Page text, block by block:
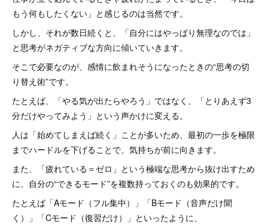
もう何もしたくない」と感じるのは当然です。
しかし、それが数日続くと、「自分にはやっぱり無理なのでは」
と思考がネガティブな方向に傾いていきます。
そこで必要なのが、感情に飲まれそうになったときの“思考の切
り替え術”です。
たとえば、「やる気が出たらやろう」ではなく、「とりあえず3
分だけやってみよう」という声かけに変える。
人は「始めてしまえば続く」ことが多いため、最初の一歩を極限
までハードルを下げることで、気持ちが前に向きます。
また、「疲れている＝ゼロ」という極端な思考から抜け出すため
に、自分の“できるモード”を複数持っておくのも効果的です。
たとえば「Aモード（フル集中）」「Bモード（音声だけ聞
く）」「Cモード（復習だけ）」といったように、